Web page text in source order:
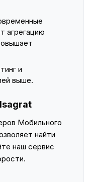
агрегацию
и
выше.
Мобильного
найти
наш сервис